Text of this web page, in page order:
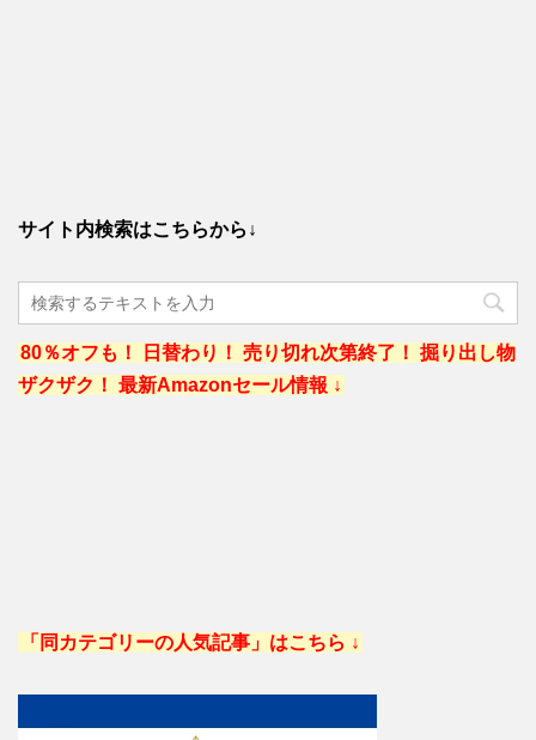
サイト内検索はこちらから↓
80％オフも！ 日替わり！ 売り切れ次第終了！ 掘り出し物
ザクザク！ 最新Amazonセール情報 ↓
「同カテゴリーの人気記事」はこちら ↓